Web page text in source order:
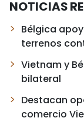
NOTICIAS
Bélgica
terrenos
Vietnam y
bilateral
Destacan
comercio